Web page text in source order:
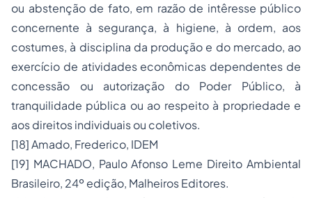
ou abstenção de fato, em razão de intêresse público
concernente à segurança, à higiene, à ordem, aos
costumes, à disciplina da produção e do mercado, ao
exercício de atividades econômicas dependentes de
concessão ou autorização do Poder Público, à
tranquilidade pública ou ao respeito à propriedade e
aos direitos individuais ou coletivos.
[18] Amado, Frederico, IDEM
[19] MACHADO, Paulo Afonso Leme Direito Ambiental
Brasileiro, 24º edição, Malheiros Editores.